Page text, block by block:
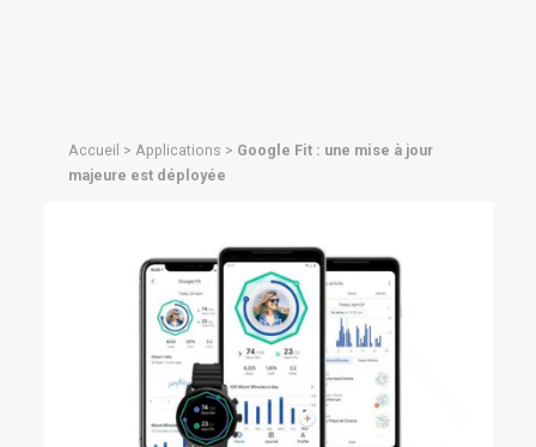
Accueil > Applications > Google Fit : une mise à jour
majeure est déployée